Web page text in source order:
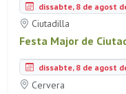
dissabte, 8 de agost
Ciutadilla
Festa Major de
dissabte, 8 de agost
Cervera